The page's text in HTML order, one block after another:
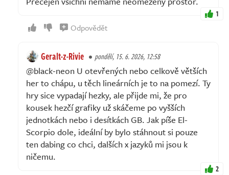
1
Odpovědět
Geralt-z-Rivie pondělí, 15. 6. 2026, 12:58
@black-neon U otevřených nebo celkově větších
her to chápu, u těch lineárních je to na pomezí. Ty
hry sice vypadají hezky, ale přijde mi, že pro
kousek hezčí grafiky už skáčeme po vyšších
jednotkách nebo i desítkách GB. Jak píše El-
Scorpio dole, ideální by bylo stáhnout si pouze
ten dabing co chci, dalších x jazyků mi jsou k
ničemu.
2